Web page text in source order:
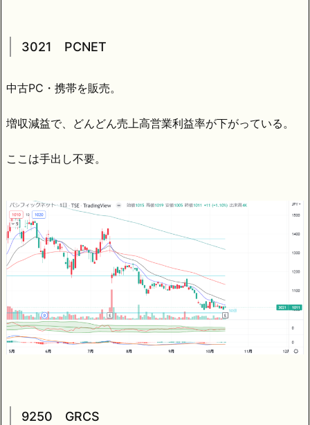
3021 PCNET
中古PC・携帯を販売。
増収減益で、どんどん売上高営業利益率が下がっている。
ここは手出し不要。
9250 GRCS